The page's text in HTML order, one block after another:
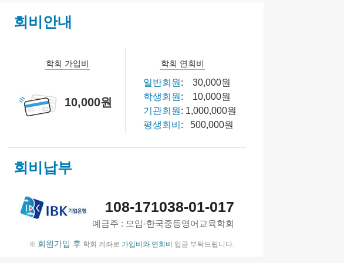
회비안내
학회 가입비
10,000원
학회 연회비
일반회원 : 30,000원
학생회원 : 10,000원
기관회원 : 1,000,000원
평생회비 : 500,000원
회비납부
108-171038-01-017
예금주 : 모임-한국중등영어교육학회
※ 회원가입 후 학회 계좌로 가입비와 연회비 입금 부탁드립니다.